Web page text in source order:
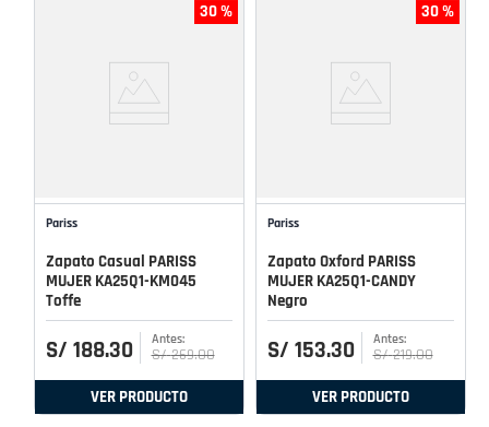
30 %
Pariss
Zapato Casual PARISS
MUJER KA25Q1-KM045
Toffe
S/ 188.30 S/ 269.00
VER PRODUCTO
30 %
Pariss
Zapato Oxford PARISS
MUJER KA25Q1-CANDY
Negro
S/ 153.30 S/ 219.00
VER PRODUCTO